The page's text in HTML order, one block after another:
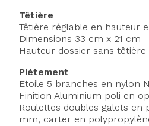
Têtière
Têtière réglable en hauteur
Dimensions 33 cm x 21 cm
Hauteur dossier sans têtière
Piétement
Etoile 5 branches en nylon
Finition Aluminium poli en
Roulettes doubles galets en
mm, carter en